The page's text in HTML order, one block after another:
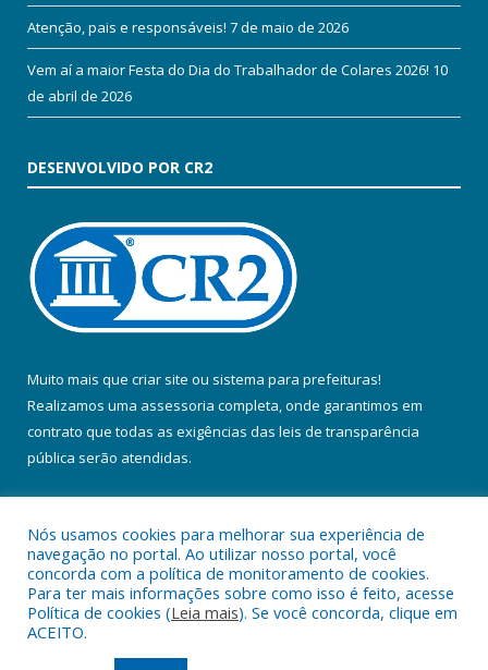
Atenção, pais e responsáveis! 7 de maio de 2026
Vem aí a maior Festa do Dia do Trabalhador de Colares 2026! 10
de abril de 2026
DESENVOLVIDO POR CR2
Muito mais que criar site ou sistema para prefeituras!
Realizamos uma assessoria completa, onde garantimos em
contrato que todas as exigências das leis de transparência
pública serão atendidas.
Todos os direitos reservados a Prefeitura Municipal de Colares.
Nós usamos cookies para melhorar sua experiência de
navegação no portal. Ao utilizar nosso portal, você
concorda com a política de monitoramento de cookies.
Para ter mais informações sobre como isso é feito, acesse
Política de cookies (Leia mais). Se você concorda, clique em
ACEITO.